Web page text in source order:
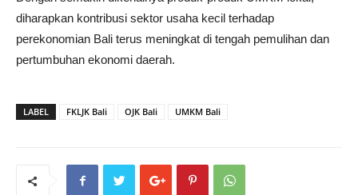
diharapkan kontribusi sektor usaha kecil terhadap
perekonomian Bali terus meningkat di tengah pemulihan dan
pertumbuhan ekonomi daerah.
LABEL FKLJK Bali OJK Bali UMKM Bali